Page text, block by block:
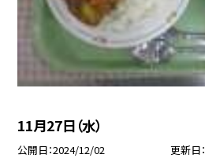
11月27日（水）
公開日 2024/12/02 更新日